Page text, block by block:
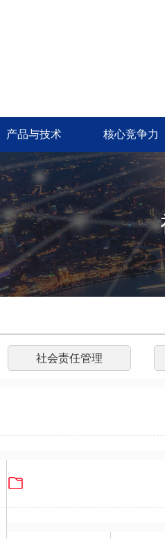
产品与技术 核心竞争力
社会责任管理